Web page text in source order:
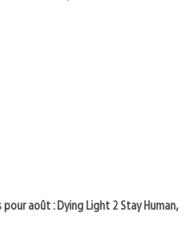
août : Dying Light 2 Stay Human,